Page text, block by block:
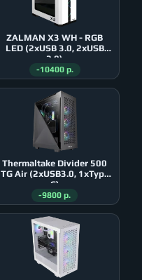
ZALMAN X3 WH - RGB
LED (2xUSB 3.0, 2xUSB
2.0)
-10400 р.
Thermaltake Divider 500
TG Air (2xUSB3.0, 1xType
C)
-9800 р.